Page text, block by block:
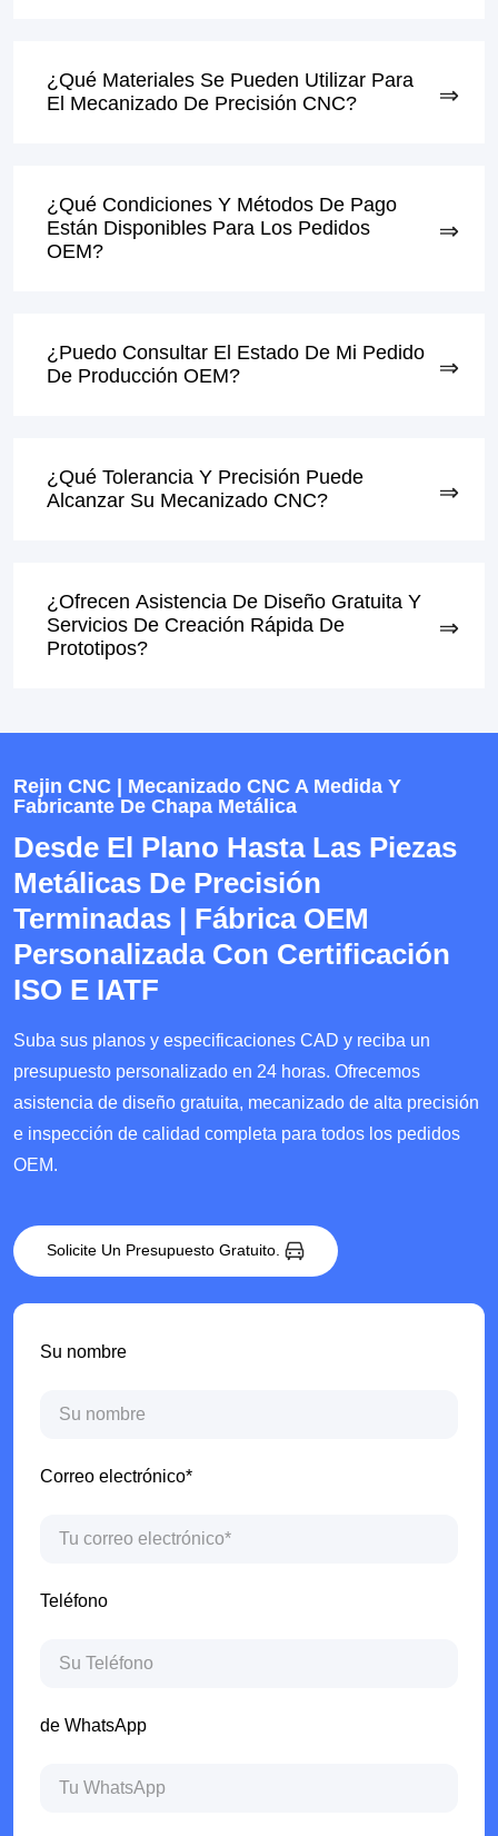
¿Qué Materiales Se Pueden Utilizar Para
El Mecanizado De Precisión CNC?
¿Qué Condiciones Y Métodos De Pago
Están Disponibles Para Los Pedidos
OEM?
¿Puedo Consultar El Estado De Mi Pedido
De Producción OEM?
¿Qué Tolerancia Y Precisión Puede
Alcanzar Su Mecanizado CNC?
¿Ofrecen Asistencia De Diseño Gratuita Y
Servicios De Creación Rápida De
Prototipos?
Rejin CNC | Mecanizado CNC A Medida Y
Fabricante De Chapa Metálica
Desde El Plano Hasta Las Piezas
Metálicas De Precisión
Terminadas | Fábrica OEM
Personalizada Con Certificación
ISO E IATF
Suba sus planos y especificaciones CAD y reciba un
presupuesto personalizado en 24 horas. Ofrecemos
asistencia de diseño gratuita, mecanizado de alta precisión
e inspección de calidad completa para todos los pedidos
OEM.
Solicite Un Presupuesto Gratuito.
Su nombre
Correo electrónico*
Teléfono
de WhatsApp